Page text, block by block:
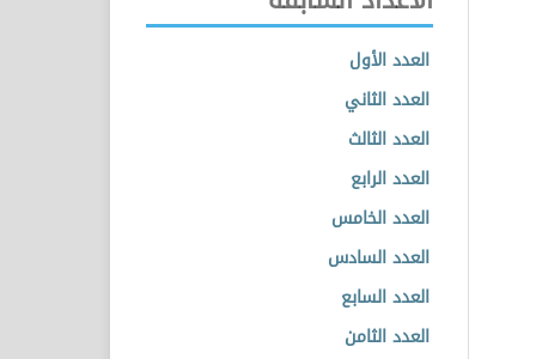
العدد الأول
العدد الثاني
العدد الثالث
العدد الرابع
العدد الخامس
العدد السادس
العدد السابع
العدد الثامن